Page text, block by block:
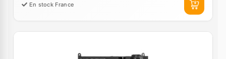
En stock France